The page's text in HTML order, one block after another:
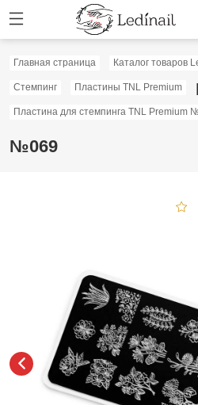
Главная страница Каталог товаров
Стемпинг Пластины TNL Premium
Пластина для стемпинга TNL Premium
№069